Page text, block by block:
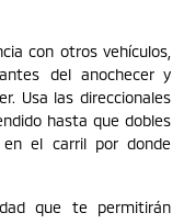
con otros vehículos,
del anochecer y
Usa las direccionales
hasta que dobles
el carril por donde
que te permitirán